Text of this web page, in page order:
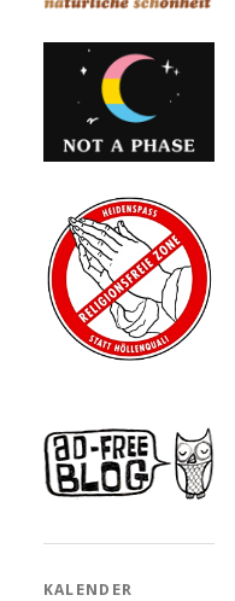
KALENDER